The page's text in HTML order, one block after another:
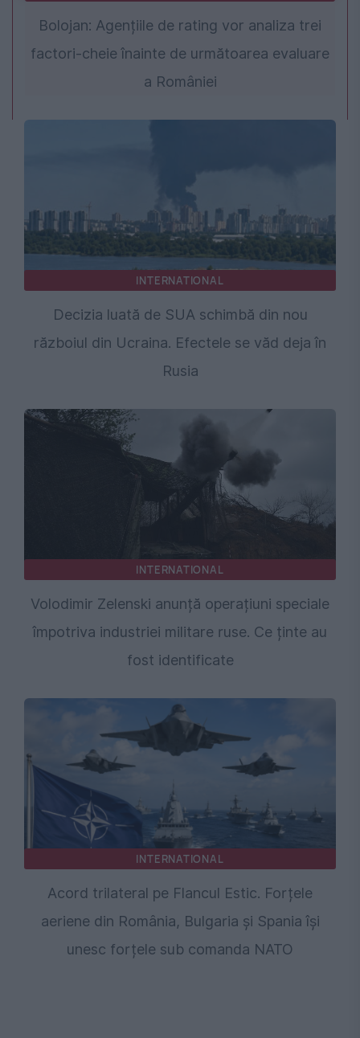
Bolojan: Agențiile de rating vor analiza trei
factori-cheie înainte de următoarea evaluare
a României
INTERNATIONAL
Decizia luată de SUA schimbă din nou
războiul din Ucraina. Efectele se văd deja în
Rusia
INTERNATIONAL
Volodimir Zelenski anunță operațiuni speciale
împotriva industriei militare ruse. Ce ținte au
fost identificate
INTERNATIONAL
Acord trilateral pe Flancul Estic. Forțele
aeriene din România, Bulgaria și Spania își
unesc forțele sub comanda NATO